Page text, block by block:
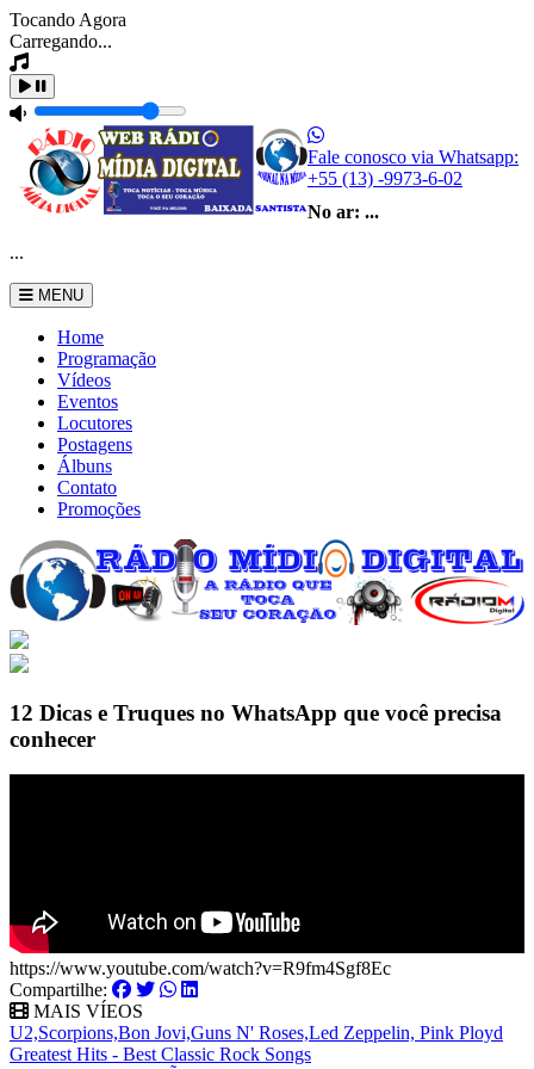
Tocando Agora
Carregando...
Fale conosco via Whatsapp:
+55 (13) -9973-6-02
No ar: ...
...
MENU
Home
Programação
Vídeos
Eventos
Locutores
Postagens
Álbuns
Contato
Promoções
12 Dicas e Truques no WhatsApp que você precisa
conhecer
https://www.youtube.com/watch?v=R9fm4Sgf8Ec
Compartilhe:
MAIS VÍEOS
U2,Scorpions,Bon Jovi,Guns N' Roses,Led Zeppelin, Pink Ployd
Greatest Hits - Best Classic Rock Songs